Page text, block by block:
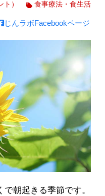
） 食事療法・食生活
じんラボFacebookページ
朝起きる季節です。